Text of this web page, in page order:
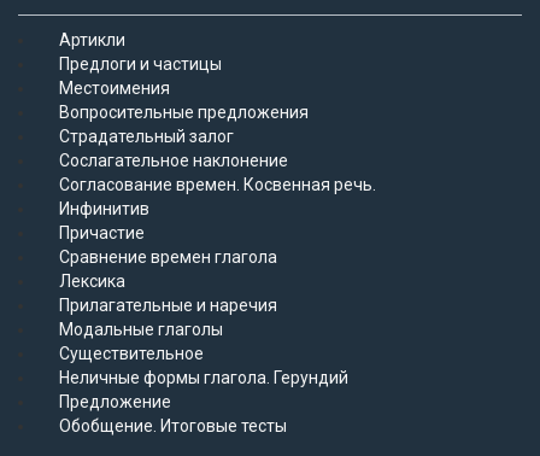
Артикли
Предлоги и частицы
Местоимения
Вопросительные предложения
Страдательный залог
Сослагательное наклонение
Согласование времен. Косвенная речь.
Инфинитив
Причастие
Сравнение времен глагола
Лексика
Прилагательные и наречия
Модальные глаголы
Существительное
Неличные формы глагола. Герундий
Предложение
Обобщение. Итоговые тесты